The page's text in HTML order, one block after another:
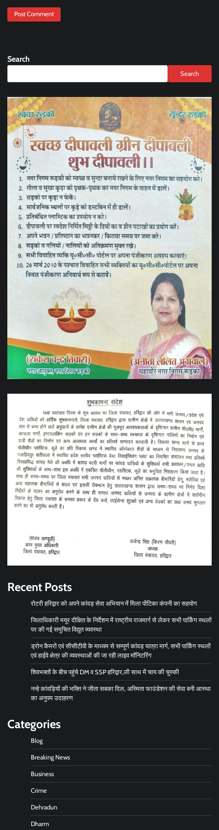
Search
Search
Recent Posts
रोटरी हरिद्वार को अपने कांवड़ सेवा अभियान में मिला पोंटिका कंपनी का सहयोग
जिलाधिकारी मयूर दीक्षित के निर्देशन में राष्ट्रीय राजमार्ग से लेकर सभी पार्किंग स्थलों
पर की गई समुचित विद्युत व्यवस्था
ड्रोन कैमरों एवं सीसीटीवी के माध्यम से सम्पूर्ण कांवड़ यात्रा मार्ग, सभी पार्किंग स्थलों
एवं हाईवे क्षेत्र की व्यवस्थाओं की जा रही लाइव मॉनिटरिंग
शिवभक्तों के बीच पहुंचे DM व SSP हरिद्वार,ली साथ में चाय की चुस्की
नन्हे कांवड़ियों की भक्ति ने जीता सबका दिल, अस्मिता फाउंडेशन की सेवा बनी आस्था
का अनुपम उदाहरण
Categories
Blog
Breaking News
Business
Crime
Dehradun
Dharm